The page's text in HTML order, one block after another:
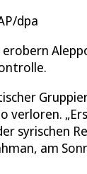
dpa
verloren.
syrischen
am